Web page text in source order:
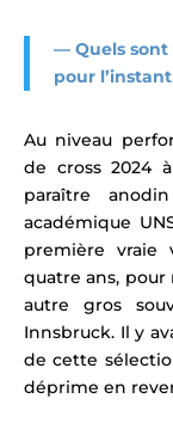
— Quels sont
pour
Au niveau
de cross 2024
paraître
académique
première
quatre ans, pour
autre gros
Innsbruck. Il y
de cette
déprime en